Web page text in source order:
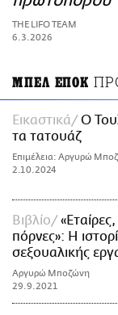
ΑΜΠΑ
PRINT
THE LIFO TEAM
6.3.2026
ΜΠΕΛ ΕΠΟΚ
Εικαστικά
Ο
τα τατουάζ
Επιμέλεια: Αργυρώ
2.10.2024
Βιβλίο
πόρνες»: Η
σεξουαλικής
Αργυρώ Μποζώνη
29.9.2021